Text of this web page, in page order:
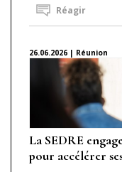
Réagir
26.06.2026 | Réunion
La SEDRE
pour accélérer